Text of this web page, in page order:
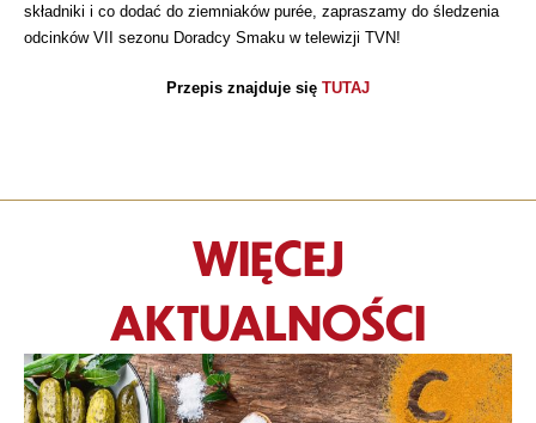
składniki i co dodać do ziemniaków purée, zapraszamy do śledzenia
odcinków VII sezonu Doradcy Smaku w telewizji TVN!
Przepis znajduje się TUTAJ
WIĘCEJ
AKTUALNOŚCI